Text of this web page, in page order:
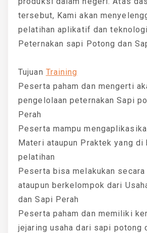
tersebut, Kami akan
pelatihan aplikatif dan
Peternakan sapi Potong dan
Tujuan Training
Peserta paham dan mengerti
pengelolaan peternakan Sapi
Perah
Peserta mampu
Materi ataupun Praktek yang di
pelatihan
Peserta bisa melakukan secara
ataupun berkelompok dari
dan Sapi Perah
Peserta paham dan memiliki
jejaring usaha dari sapi potong